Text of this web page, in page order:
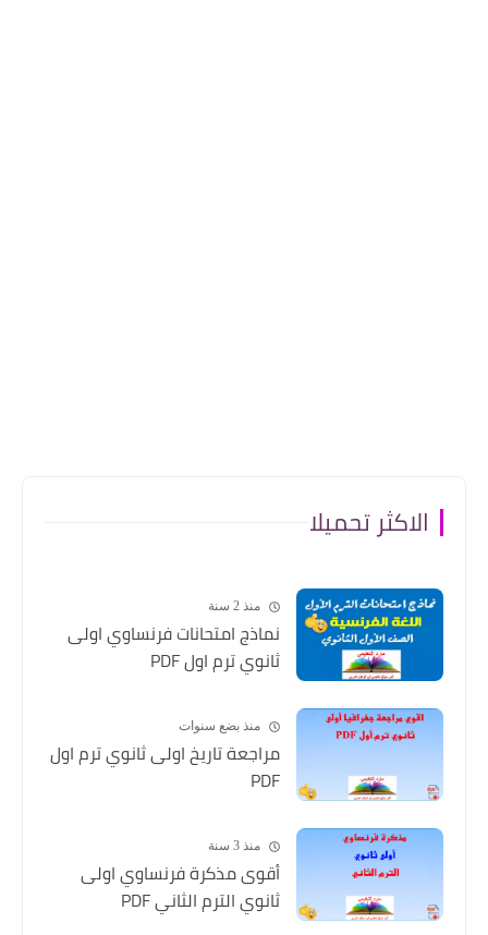
الاكثر تحميلا
منذ 2 سنة
نماذج امتحانات فرنساوي اولى
ثانوي ترم اول PDF
منذ بضع سنوات
مراجعة تاريخ اولى ثانوي ترم اول
PDF
منذ 3 سنة
أقوى مذكرة فرنساوي اولى
ثانوي الترم الثاني PDF